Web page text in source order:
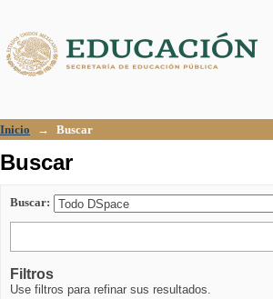
Inicio → Buscar
Buscar
Buscar:
Filtros
Use filtros para refinar sus resultados.